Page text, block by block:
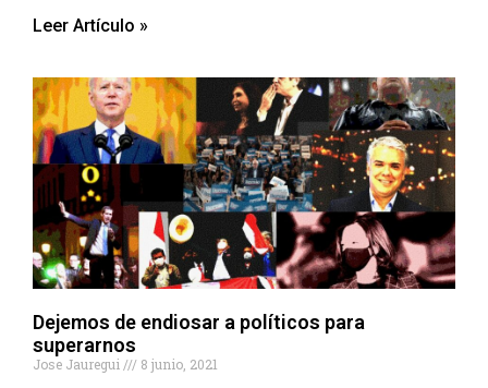
Leer Artículo »
Dejemos de endiosar a políticos para
superarnos
Jose Jauregui 8 junio, 2021